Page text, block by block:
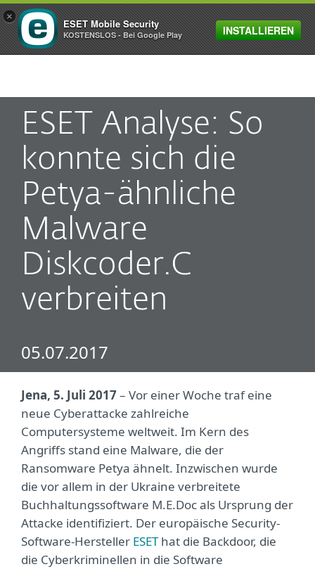
MENU
ESET Analyse: So
konnte sich die
Petya-ähnliche
Malware
Diskcoder.C
verbreiten
05.07.2017
Jena, 5. Juli 2017– Vor einer Woche traf eine
neue Cyberattacke zahlreiche
Computersysteme weltweit. Im Kern des
Angriffs stand eine Malware, die der
Ransomware Petya ähnelt. Inzwischen wurde
die vor allem in der Ukraine verbreitete
Buchhaltungssoftware M.E.Doc als Ursprung der
Attacke identifiziert. Der europäische Security-
Software-Hersteller ESEThat die Backdoor, die
die Cyberkriminellen in die Software
×
ESET Mobile Security
KOSTENSLOS - Bei Google Play INSTALLIEREN